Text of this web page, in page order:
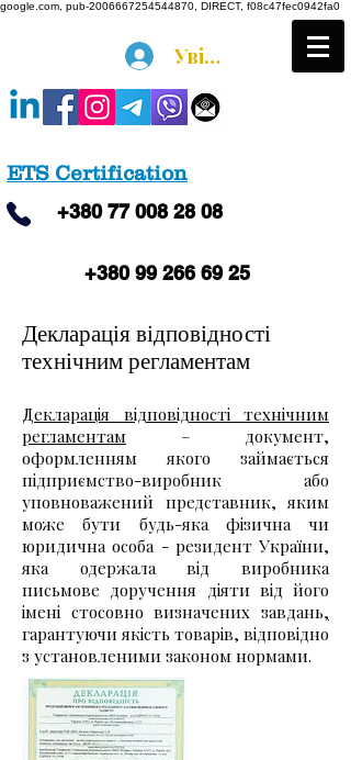
google.com, pub-2006667254544870, DIRECT, f08c47fec0942fa0
Увійти
ETS Certification
+38077 008 28 08
+380 99 266 69 25
Декларація відповідності
технічним регламентам
Декларація відповідності технічним
регламентам – документ,
оформленням якого займається
підприємство-виробник або
уповноважений представник, яким
може бути будь-яка фізична чи
юридична особа - резидент України,
яка одержала від виробника
письмове доручення діяти від його
імені стосовно визначених завдань,
гарантуючи якість товарів, відповідно
з установленими законом нормами.